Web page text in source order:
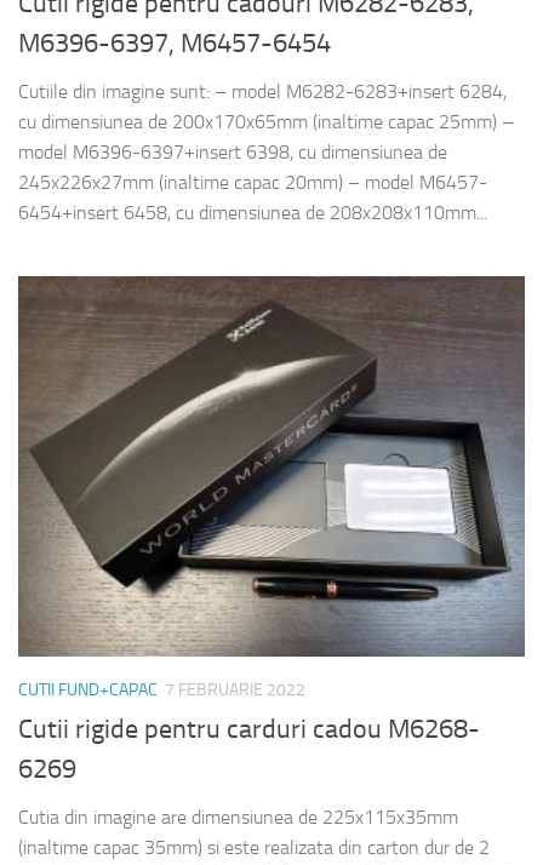
M6396-6397, M6457-6454
Cutiile din imagine sunt: – model M6282-6283+insert 6284,
cu dimensiunea de 200x170x65mm (inaltime capac 25mm) –
model M6396-6397+insert 6398, cu dimensiunea de
245x226x27mm (inaltime capac 20mm) – model M6457-
6454+insert 6458, cu dimensiunea de 208x208x110mm...
CUTII FUND+CAPAC 7 FEBRUARIE 2022
Cutii rigide pentru carduri cadou M6268-
6269
Cutia din imagine are dimensiunea de 225x115x35mm
(inaltime capac 35mm) si este realizata din carton dur de 2